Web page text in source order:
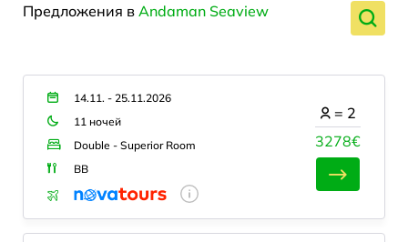
Предложения в Andaman Seaview
14.11. - 25.11.2026
11 ночей
Double - Superior Room
BB
3278€
= 2